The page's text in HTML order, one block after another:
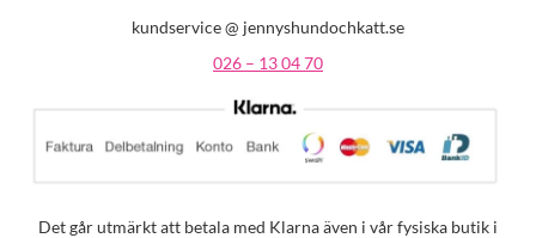
kundservice @ jennyshundochkatt.se
026 – 13 04 70
Det går utmärkt att betala med Klarna även i vår fysiska butik i